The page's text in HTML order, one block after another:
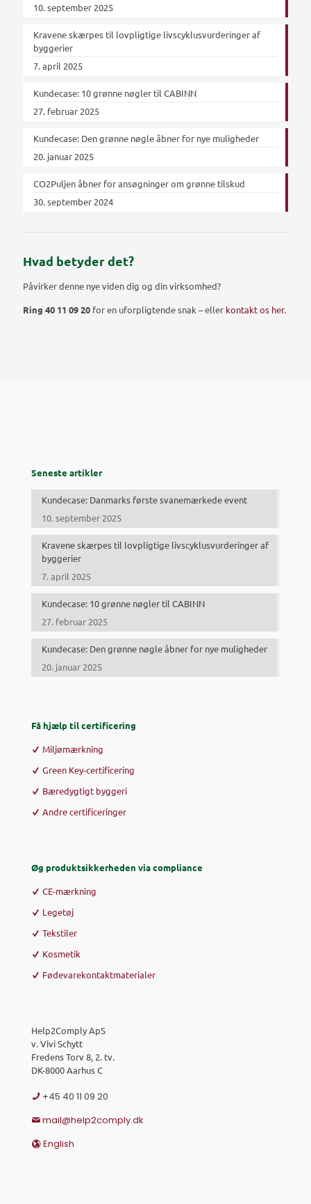
10. september 2025
Kravene skærpes til lovpligtige livscyklusvurderinger af
byggerier
7. april 2025
Kundecase: 10 grønne nøgler til CABINN
27. februar 2025
Kundecase: Den grønne nøgle åbner for nye muligheder
20. januar 2025
CO2Puljen åbner for ansøgninger om grønne tilskud
30. september 2024
Hvad betyder det?
Påvirker denne nye viden dig og din virksomhed?
Ring 40 11 09 20 for en uforpligtende snak – eller kontakt os her.
Seneste artikler
Kundecase: Danmarks første svanemærkede event
10. september 2025
Kravene skærpes til lovpligtige livscyklusvurderinger af
byggerier
7. april 2025
Kundecase: 10 grønne nøgler til CABINN
27. februar 2025
Kundecase: Den grønne nøgle åbner for nye muligheder
20. januar 2025
Få hjælp til certificering
Miljømærkning
Green Key-certificering
Bæredygtigt byggeri
Andre certificeringer
Øg produktsikkerheden via compliance
CE-mærkning
Legetøj
Tekstiler
Kosmetik
Fødevarekontaktmaterialer
Help2Comply ApS
v. Vivi Schytt
Fredens Torv 8, 2. tv.
DK-8000 Aarhus C
+45 40 11 09 20
mail@help2comply.dk
English